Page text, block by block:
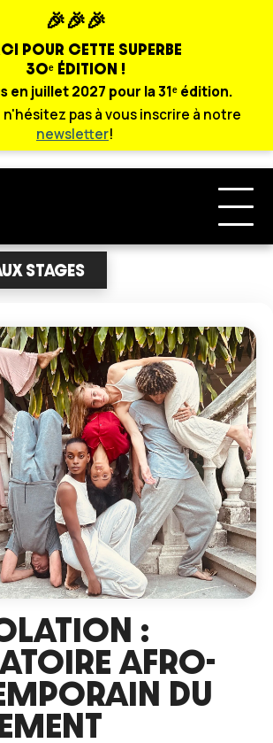
🎉🎉🎉
POUR CETTE SUPERBE
30ᵉ ÉDITION !
en juillet 2027 pour la 31ᵉ édition.
pas à vous inscrire à notre
newsletter!
STAGES
:
AFRO-
DU